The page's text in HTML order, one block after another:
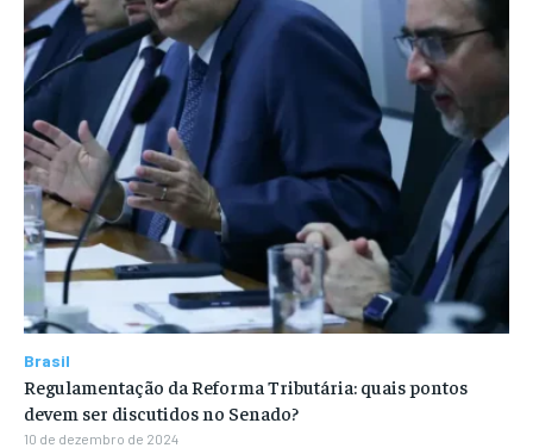
Brasil
Regulamentação da Reforma Tributária: quais pontos
devem ser discutidos no Senado?
10 de dezembro de 2024